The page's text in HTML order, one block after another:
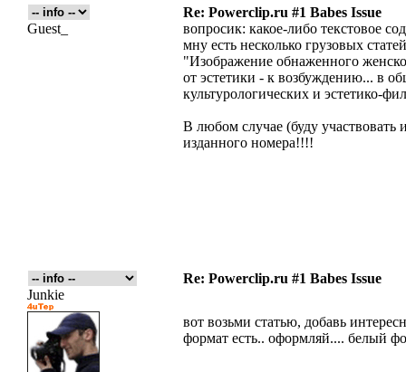
Re: Powerclip.ru #1 Babes Issue
Guest_
вопросик: какое-либо текстовое
мну есть несколько грузовых
"Изображение обнаженного
от эстетики - к возбуждению... в
культурологических и эстетико-
В любом случае (буду участвовать
изданного номера!!!!
Re: Powerclip.ru #1 Babes Issue
Junkie
вот возьми статью, добавь
формат есть.. оформляй.... белый